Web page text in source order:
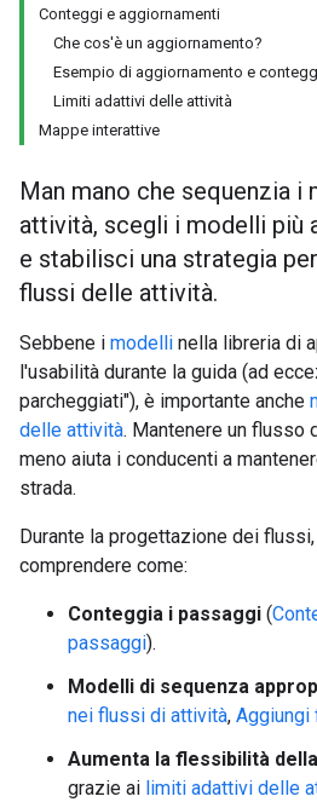
Conteggi e aggiornamenti
Che cos'è un aggiornamento?
Esempio di aggiornamento e
Limiti adattivi delle attività
Mappe interattive
Man mano che sequenzia i
attività, scegli i modelli più
e stabilisci una strategia
flussi delle attività.
Sebbene i modelli nella libreria di
l'usabilità durante la guida (ad
parcheggiati"), è importante anche
delle attività. Mantenere un flusso
meno aiuta i conducenti a
strada.
Durante la progettazione dei
comprendere come:
Conteggia i passaggi (
passaggi).
Modelli di sequenza
nei flussi di attività, Aggiungi
Aumenta la flessibilità
grazie ai limiti adattivi delle